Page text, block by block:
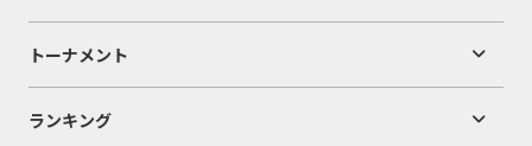
トーナメント
ランキング